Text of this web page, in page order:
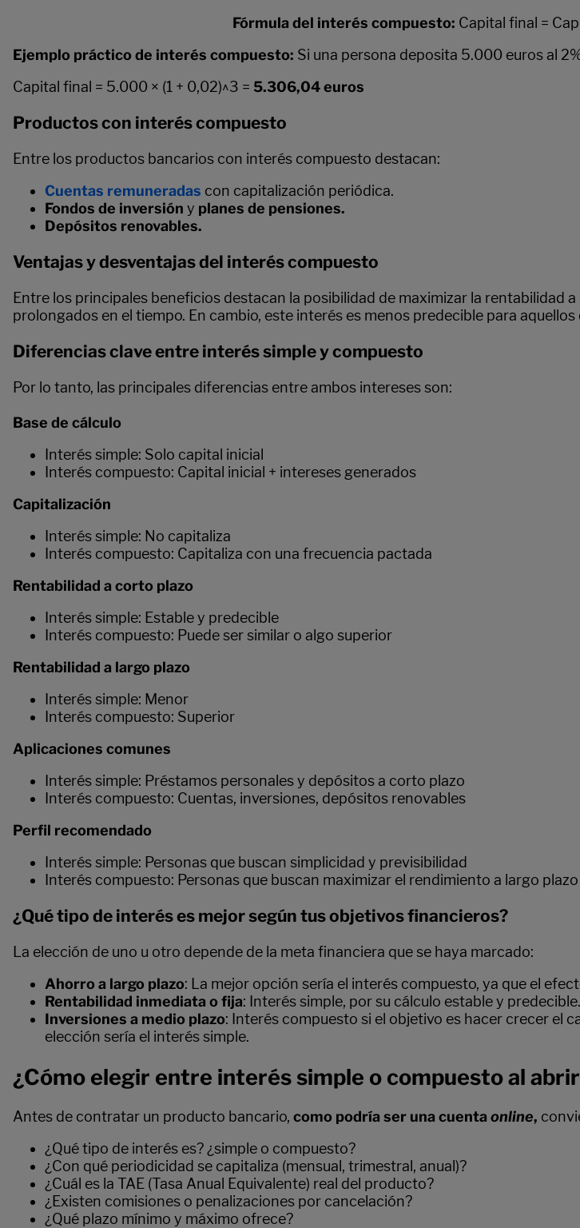
Fórmula del interés compuesto: Capital final =
Ejemplo práctico de interés compuesto: Si una persona deposita 5.000 euros al
Capital final = 5.000 × (1 + 0,02)^3 = 5.306,04 euros
Productos con interés compuesto
Entre los productos bancarios con interés compuesto destacan:
Cuentas remuneradas con capitalización periódica.
Fondos de inversión y planes de pensiones.
Depósitos renovables.
Ventajas y desventajas del interés compuesto
Entre los principales beneficios destacan la posibilidad de maximizar la rentabilidad
prolongados en el tiempo. En cambio, este interés es menos predecible para
Diferencias clave entre interés simple y compuesto
Por lo tanto, las principales diferencias entre ambos intereses son:
Base de cálculo
Interés simple: Solo capital inicial
Interés compuesto: Capital inicial + intereses generados
Capitalización
Interés simple: No capitaliza
Interés compuesto: Capitaliza con una frecuencia pactada
Rentabilidad a corto plazo
Interés simple: Estable y predecible
Interés compuesto: Puede ser similar o algo superior
Rentabilidad a largo plazo
Interés simple: Menor
Interés compuesto: Superior
Aplicaciones comunes
Interés simple: Préstamos personales y depósitos a corto plazo
Interés compuesto: Cuentas, inversiones, depósitos renovables
Perfil recomendado
Interés simple: Personas que buscan simplicidad y previsibilidad
Interés compuesto: Personas que buscan maximizar el rendimiento a largo plazo
¿Qué tipo de interés es mejor según tus objetivos financieros?
La elección de uno u otro depende de la meta financiera que se haya marcado:
Ahorro a largo plazo: La mejor opción sería el interés compuesto, ya que el
Rentabilidad inmediata o fija: Interés simple, por su cálculo estable y predecible.
Inversiones a medio plazo: Interés compuesto si el objetivo es hacer crecer el
elección sería el interés simple.
¿Cómo elegir entre interés simple o compuesto al
Antes de contratar un producto bancario, como podría ser una cuenta online,
¿Qué tipo de interés es? ¿simple o compuesto?
¿Con qué periodicidad se capitaliza (mensual, trimestral, anual)?
¿Cuál es la TAE (Tasa Anual Equivalente) real del producto?
¿Existen comisiones o penalizaciones por cancelación?
¿Qué plazo mínimo y máximo ofrece?